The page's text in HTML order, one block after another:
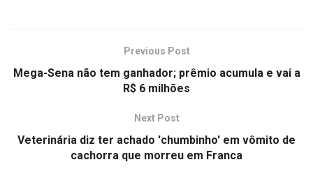
Previous Post
Mega-Sena não tem ganhador; prêmio acumula e vai a
R$ 6 milhões
Next Post
Veterinária diz ter achado 'chumbinho' em vômito de
cachorra que morreu em Franca